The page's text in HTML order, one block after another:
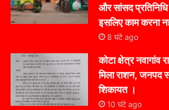
और सांसद
इसलिए काम करना
8 घंटे ago
कोटा क्षेत्र नवागांव
मिला राशन, जनपद
शिकायत ।
10 घंटे ago